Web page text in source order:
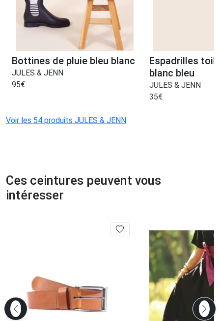
Bottines de pluie bleu blanc
JULES & JENN
95€
Espadrilles
blanc bleu
JULES & JENN
35€
Voir les 54 produits JULES & JENN
Ces ceintures peuvent vous
intéresser